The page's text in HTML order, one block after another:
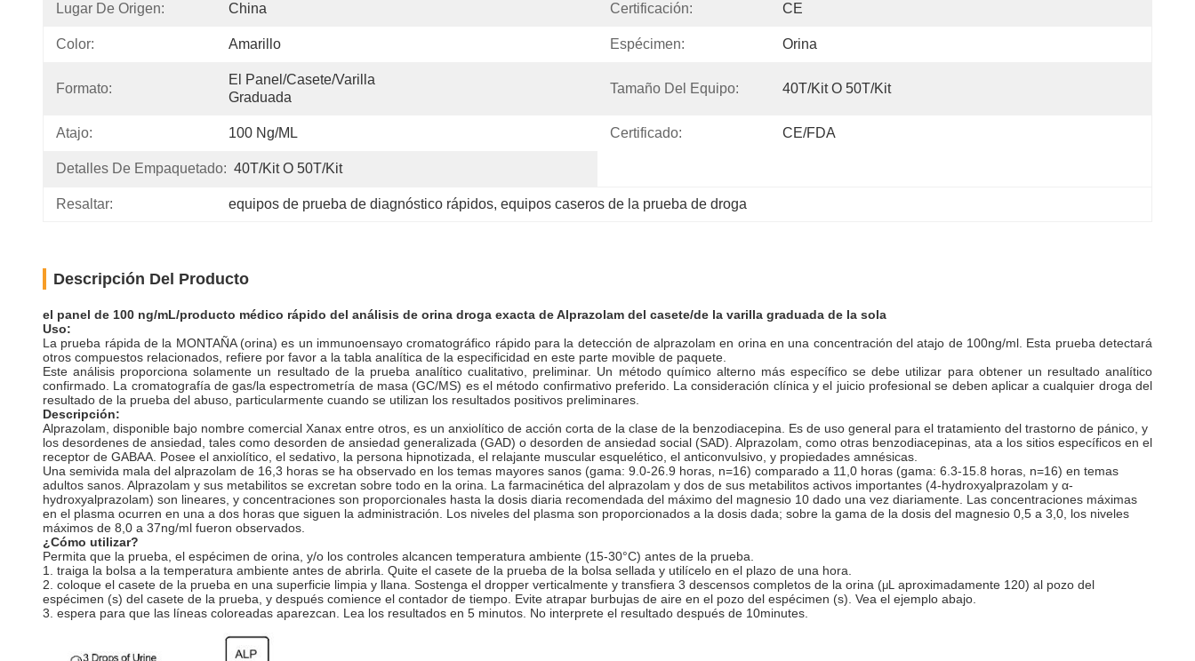
Lugar De Origen: China Certificación: CE
Color: Amarillo Espécimen: Orina
Formato:
El Panel/casete/varilla
Graduada
Tamaño Del Equipo: 40T/Kit O 50T/Kit
Atajo: 100 Ng/mL Certificado: CE/FDA
Detalles De Empaquetado: 40T/Kit O 50T/Kit
Resaltar: equipos de prueba de diagnóstico rápidos, equipos caseros de la prueba de droga
Descripción Del Producto
el panel de 100 ng/mL/producto médico rápido del análisis de orina droga exacta de Alprazolam del casete/de la varilla graduada de la sola
Uso:
La prueba rápida de la MONTAÑA (orina) es un immunoensayo cromatográfico rápido para la detección de alprazolam en orina en una concentración del atajo de 100ng/ml. Esta prueba detectará
otros compuestos relacionados, refiere por favor a la tabla analítica de la especificidad en este parte movible de paquete.
Este análisis proporciona solamente un resultado de la prueba analítico cualitativo, preliminar. Un método químico alterno más específico se debe utilizar para obtener un resultado analítico
confirmado. La cromatografía de gas/la espectrometría de masa (GC/MS) es el método confirmativo preferido. La consideración clínica y el juicio profesional se deben aplicar a cualquier droga del
resultado de la prueba del abuso, particularmente cuando se utilizan los resultados positivos preliminares.
Descripción:
Alprazolam, disponible bajo nombre comercial Xanax entre otros, es un anxiolítico de acción corta de la clase de la benzodiacepina. Es de uso general para el tratamiento del trastorno de pánico, y
los desordenes de ansiedad, tales como desorden de ansiedad generalizada (GAD) o desorden de ansiedad social (SAD). Alprazolam, como otras benzodiacepinas, ata a los sitios específicos en el
receptor de GABAA. Posee el anxiolítico, el sedativo, la persona hipnotizada, el relajante muscular esquelético, el anticonvulsivo, y propiedades amnésicas.
Una semivida mala del alprazolam de 16,3 horas se ha observado en los temas mayores sanos (gama: 9.0-26.9 horas, n=16) comparado a 11,0 horas (gama: 6.3-15.8 horas, n=16) en temas
adultos sanos. Alprazolam y sus metabilitos se excretan sobre todo en la orina. La farmacinética del alprazolam y dos de sus metabilitos activos importantes (4-hydroxyalprazolam y α-
hydroxyalprazolam) son lineares, y concentraciones son proporcionales hasta la dosis diaria recomendada del máximo del magnesio 10 dado una vez diariamente. Las concentraciones máximas
en el plasma ocurren en una a dos horas que siguen la administración. Los niveles del plasma son proporcionados a la dosis dada; sobre la gama de la dosis del magnesio 0,5 a 3,0, los niveles
máximos de 8,0 a 37ng/ml fueron observados.
¿Cómo utilizar?
Permita que la prueba, el espécimen de orina, y/o los controles alcancen temperatura ambiente (15-30°C) antes de la prueba.
1. traiga la bolsa a la temperatura ambiente antes de abrirla. Quite el casete de la prueba de la bolsa sellada y utilícelo en el plazo de una hora.
2. coloque el casete de la prueba en una superficie limpia y llana. Sostenga el dropper verticalmente y transfiera 3 descensos completos de la orina (μL aproximadamente 120) al pozo del
espécimen (s) del casete de la prueba, y después comience el contador de tiempo. Evite atrapar burbujas de aire en el pozo del espécimen (s). Vea el ejemplo abajo.
3. espera para que las líneas coloreadas aparezcan. Lea los resultados en 5 minutos. No interprete el resultado después de 10minutes.